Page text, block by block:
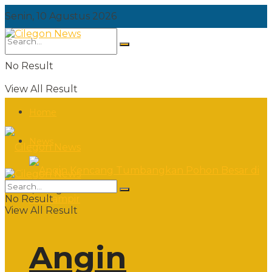
Senin, 10 Agustus 2026
No Result
View All Result
Angin
Senin, 10 Agustus 2026
No Result
View All Result